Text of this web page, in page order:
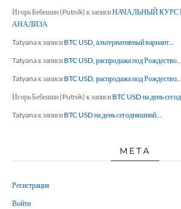
Игорь Бебешин (Putnik) к записиНАЧАЛЬНЫЙ КУРС
АНАЛИЗА
Tatyanaк записи BTC USD, альтернативный вариант…
Tatyanaк записи BTC USD, распродажа под
Tatyanaк записи BTC USD, распродажа под
Игорь Бебешин (Putnik) к записи BTC USD на день
Tatyanaк записи BTC USD на день сегодняшний…
МЕТА
Регистрация
Войти